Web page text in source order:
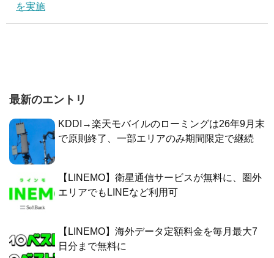
を実施
最新のエントリ
KDDI→楽天モバイルのローミングは26年9月末
で原則終了、一部エリアのみ期間限定で継続
【LINEMO】衛星通信サービスが無料に、圏外
エリアでもLINEなど利用可
【LINEMO】海外データ定額料金を毎月最大7
日分まで無料に